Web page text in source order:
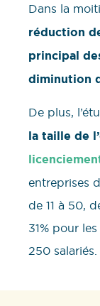
Dans la
réduction
principal
diminution
De plus,
la taille de
entreprises
de 11 à 50,
31% pour
250 salariés.